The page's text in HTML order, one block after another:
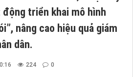
động triển khai mô hình
nâng cao hiệu quả giám
dân.
224 0